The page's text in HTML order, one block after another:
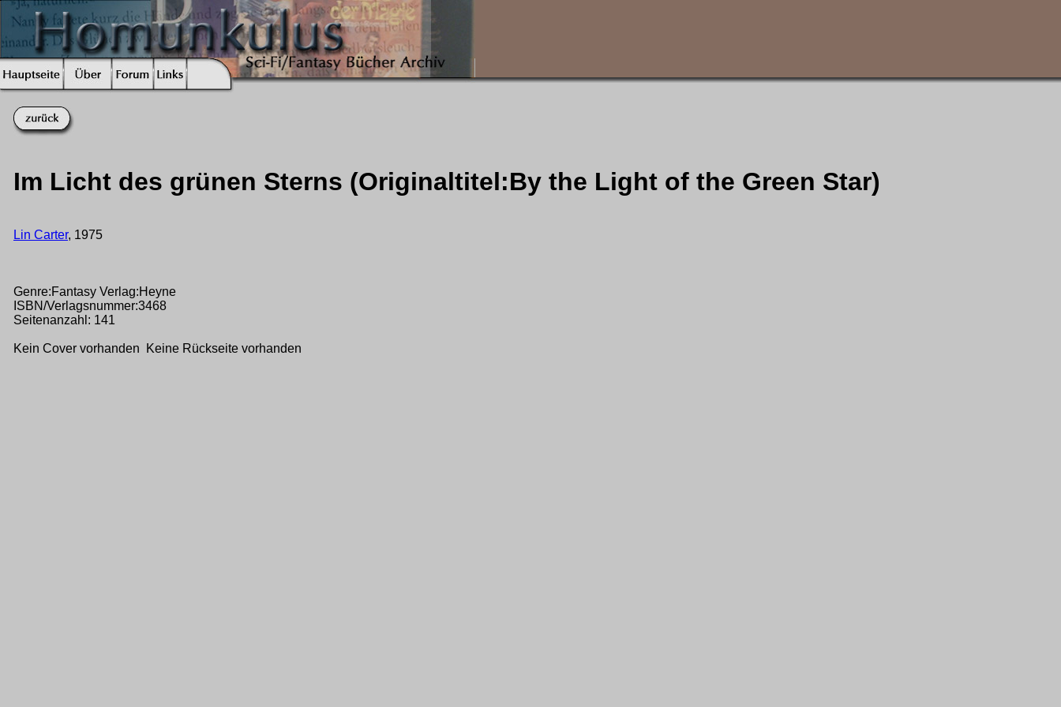
Im Licht des grünen Sterns (Originaltitel:By the Light of the Green Star)
Lin Carter, 1975
Genre:Fantasy Verlag:Heyne
ISBN/Verlagsnummer:3468
Seitenanzahl: 141
Kein Cover vorhanden Keine Rückseite vorhanden